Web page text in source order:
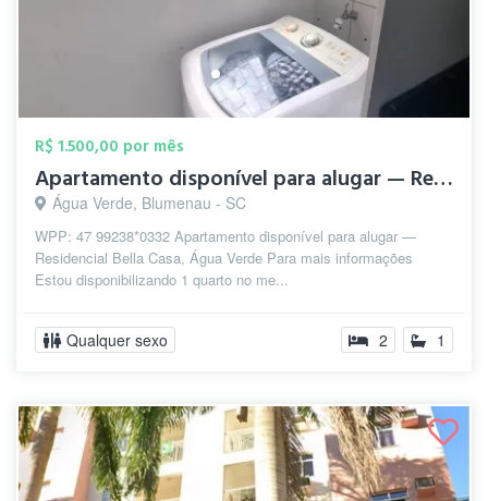
R$ 1.500,00 por mês
Apartamento disponível para alugar — Res...
Água Verde, Blumenau - SC
WPP: 47 99238*0332 Apartamento disponível para alugar —
Residencial Bella Casa, Água Verde Para mais informações
Estou disponibilizando 1 quarto no me...
Qualquer sexo 2 1